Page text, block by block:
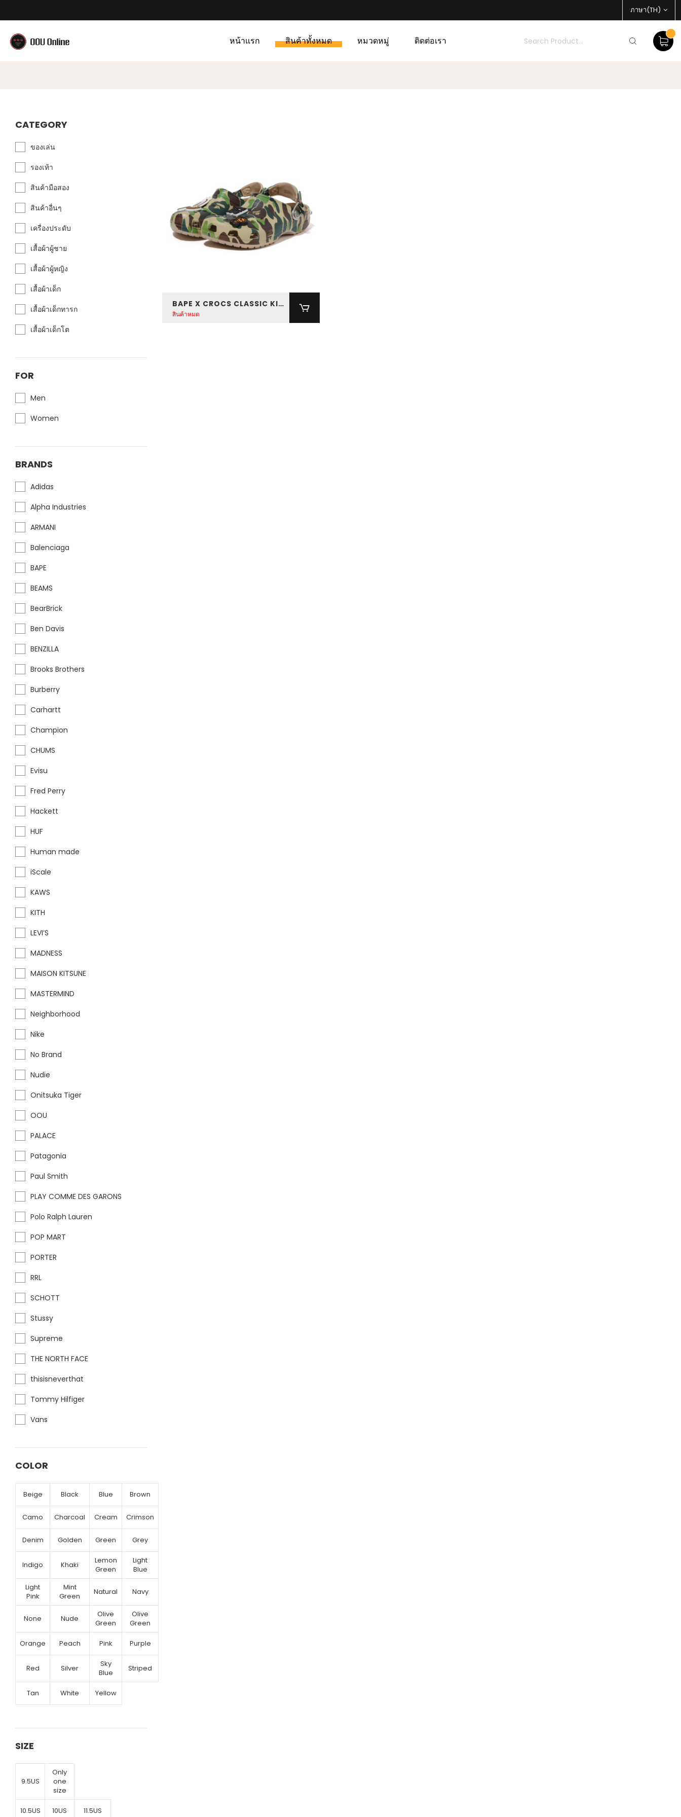
ภาษา(TH)
หน้าแรก สินค้าทั้งหมด หมวดหมู่ ติดต่อเรา
BAPE X CROCS CLASSIC KIDS CLOG
สินค้าหมด
CATEGORY
ของเล่น
รองเท้า
สินค้ามือสอง
สินค้าอื่นๆ
เครื่องประดับ
เสื้อผ้าผู้ชาย
เสื้อผ้าผู้หญิง
เสื้อผ้าเด็ก
เสื้อผ้าเด็กทารก
เสื้อผ้าเด็กโต
FOR
Men
Women
BRANDS
Adidas
Alpha Industries
ARMANI
Balenciaga
BAPE
BEAMS
BearBrick
Ben Davis
BENZILLA
Brooks Brothers
Burberry
Carhartt
Champion
CHUMS
Evisu
Fred Perry
Hackett
HUF
Human made
iScale
KAWS
KITH
LEVI’S
MADNESS
MAISON KITSUNE
MASTERMIND
Neighborhood
Nike
No Brand
Nudie
Onitsuka Tiger
OOU
PALACE
Patagonia
Paul Smith
PLAY COMME DES GARONS
Polo Ralph Lauren
POP MART
PORTER
RRL
SCHOTT
Stussy
Supreme
THE NORTH FACE
thisisneverthat
Tommy Hilfiger
Vans
COLOR
Beige Black Blue Brown
Camo Charcoal Cream Crimson
Denim Golden Green Grey
Indigo Khaki
Lemon
Green
Light
Blue
Light
Pink
Mint
Green
Natural Navy
None Nude
Olive
Green
Olive
Green
Orange Peach Pink Purple
Red Silver
Sky
Blue
Striped
Tan White Yellow
SIZE
9.5US
Only
one
size
10.5US 10US 11.5US